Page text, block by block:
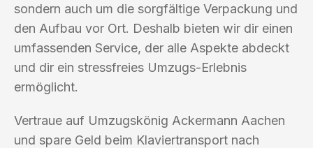
sondern auch um die sorgfältige Verpackung und
den Aufbau vor Ort. Deshalb bieten wir dir einen
umfassenden Service, der alle Aspekte abdeckt
und dir ein stressfreies Umzugs-Erlebnis
ermöglicht.
Vertraue auf Umzugskönig Ackermann Aachen
und spare Geld beim Klaviertransport nach